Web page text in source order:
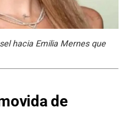
hacia Emilia Mernes que
de